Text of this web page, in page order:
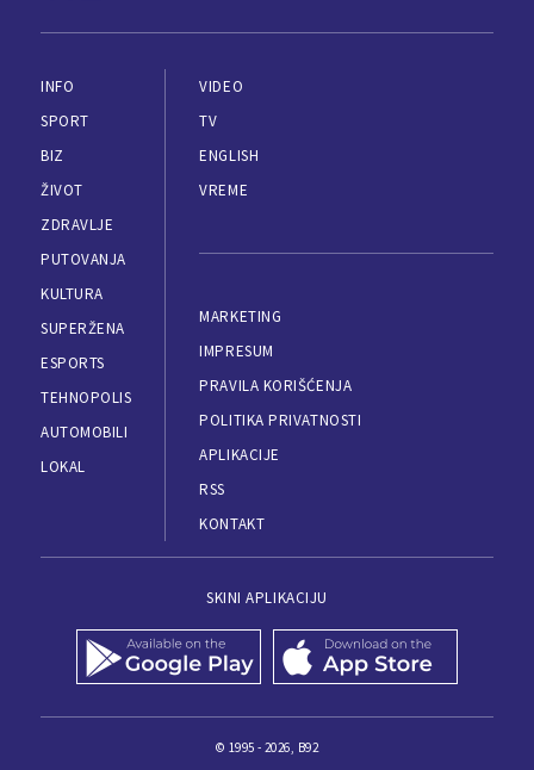
INFO
SPORT
BIZ
ŽIVOT
ZDRAVLJE
PUTOVANJA
KULTURA
SUPERŽENA
ESPORTS
TEHNOPOLIS
AUTOMOBILI
LOKAL
VIDEO
TV
ENGLISH
VREME
MARKETING
IMPRESUM
PRAVILA KORIŠĆENJA
POLITIKA PRIVATNOSTI
APLIKACIJE
RSS
KONTAKT
SKINI APLIKACIJU
© 1995 - 2026, B92